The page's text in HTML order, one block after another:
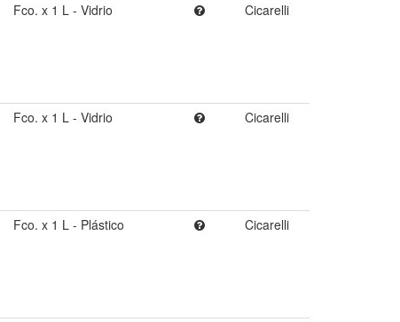
Fco. x 1 L - Vidrio Cicarelli
Fco. x 1 L - Vidrio Cicarelli
Fco. x 1 L - Plástico Cicarelli